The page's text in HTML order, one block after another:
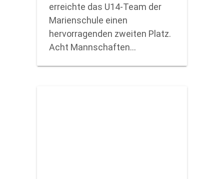
erreichte das U14-Team der
Marienschule einen
hervorragenden zweiten Platz.
Acht Mannschaften…